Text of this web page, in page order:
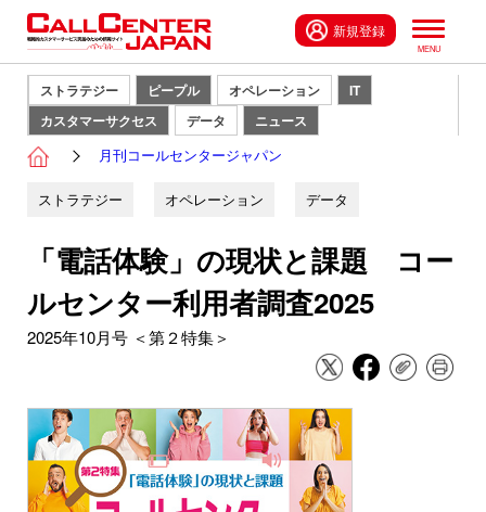
新規登録
ストラテジー ピープル オペレーション
IT
カスタマーサクセス
データ ニュース
月刊コールセンタージャパン
ストラテジー オペレーション データ
「電話体験」の現状と課題 コー
ルセンター利用者調査2025
2025年10月号 ＜第２特集＞